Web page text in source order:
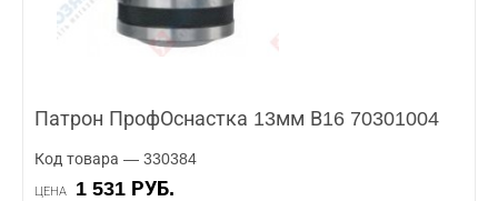
Патрон ПрофОснастка 13мм В16 70301004
Код товара — 330384
ЦЕНА 1 531 РУБ.